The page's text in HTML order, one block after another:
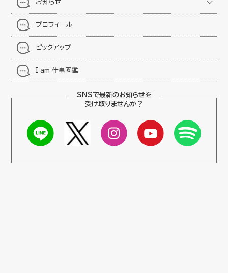
お知らせ
プロフィール
ピックアップ
I am 仕事図鑑
SNSで最新のお知らせを
受け取りませんか？